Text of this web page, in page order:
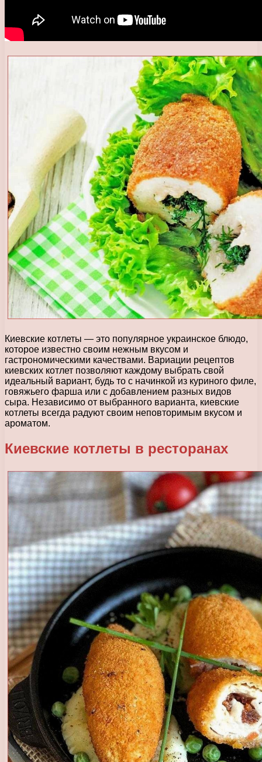
Киевские котлеты — это популярное украинское блюдо,
которое известно своим нежным вкусом и
гастрономическими качествами. Вариации рецептов
киевских котлет позволяют каждому выбрать свой
идеальный вариант, будь то с начинкой из куриного филе,
говяжьего фарша или с добавлением разных видов
сыра. Независимо от выбранного варианта, киевские
котлеты всегда радуют своим неповторимым вкусом и
ароматом.
Киевские котлеты в ресторанах